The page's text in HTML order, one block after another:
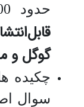
حدود 1000 واژه و
گوگل و
چکیده
سوال